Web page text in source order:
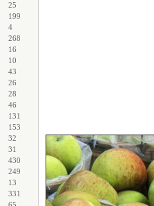
25
199
4
268
16
10
43
26
28
46
131
153
32
31
430
249
13
331